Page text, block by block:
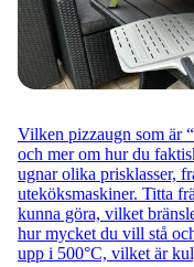
Vilken pizzaugn som är
och mer om hur du
ugnar olika prisklasser,
uteköksmaskiner. Titta
kunna göra, vilket
hur mycket du vill stå
upp i 500°C, vilket är